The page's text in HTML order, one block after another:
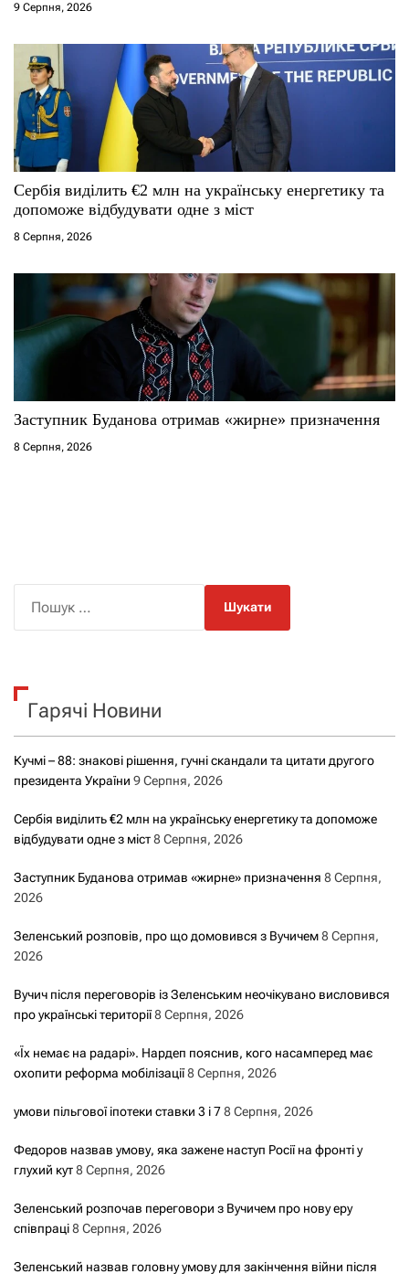
9 Серпня, 2026
Сербія виділить €2 млн на українську енергетику та
допоможе відбудувати одне з міст
8 Серпня, 2026
Заступник Буданова отримав «жирне» призначення
8 Серпня, 2026
к
Гарячі Новини
Кучмі – 88: знакові рішення, гучні скандали та цитати другого
президента України 9 Серпня, 2026
Сербія виділить €2 млн на українську енергетику та допоможе
відбудувати одне з міст8 Серпня, 2026
Заступник Буданова отримав «жирне» призначення 8 Серпня,
2026
Зеленський розповів, про що домовився з Вучичем8 Серпня,
2026
Вучич після переговорів із Зеленським неочікувано висловився
про українські території8 Серпня, 2026
«Їх немає на радарі». Нардеп пояснив, кого насамперед має
охопити реформа мобілізації8 Серпня, 2026
умови пільгової іпотеки ставки 3 і 78 Серпня, 2026
Федоров назвав умову, яка зажене наступ Росії на фронті у
глухий кут8 Серпня, 2026
Зеленський розпочав переговори з Вучичем про нову еру
співпраці8 Серпня, 2026
Зеленський назвав головну умову для закінчення війни після